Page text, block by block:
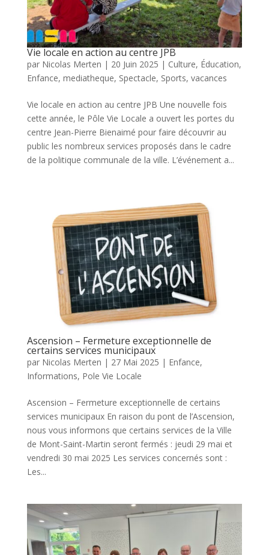
Vie locale en action au centre JPB
par Nicolas Merten | 20 Juin 2025 | Culture, Éducation,
Enfance, mediatheque, Spectacle, Sports, vacances
Vie locale en action au centre JPB Une nouvelle fois
cette année, le Pôle Vie Locale a ouvert les portes du
centre Jean-Pierre Bienaimé pour faire découvrir au
public les nombreux services proposés dans le cadre
de la politique communale de la ville. L’événement a...
Ascension – Fermeture exceptionnelle de
certains services municipaux
par Nicolas Merten | 27 Mai 2025 | Enfance,
Informations, Pole Vie Locale
Ascension – Fermeture exceptionnelle de certains
services municipaux En raison du pont de l’Ascension,
nous vous informons que certains services de la Ville
de Mont-Saint-Martin seront fermés : jeudi 29 mai et
vendredi 30 mai 2025 Les services concernés sont :
Les...